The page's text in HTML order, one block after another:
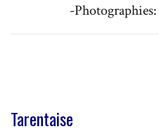
-Photographies:
Tarentaise